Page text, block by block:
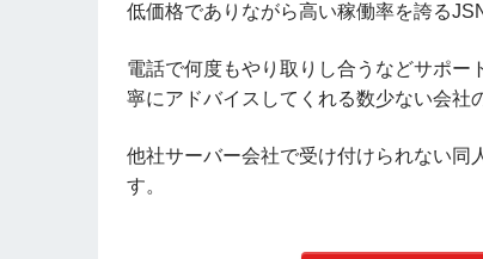
低価格でありながら高い稼働率を誇る
電話で何度もやり取りし合うなどサポ
寧にアドバイスしてくれる数少ない会社
他社サーバー会社で受け付けられない同
す。